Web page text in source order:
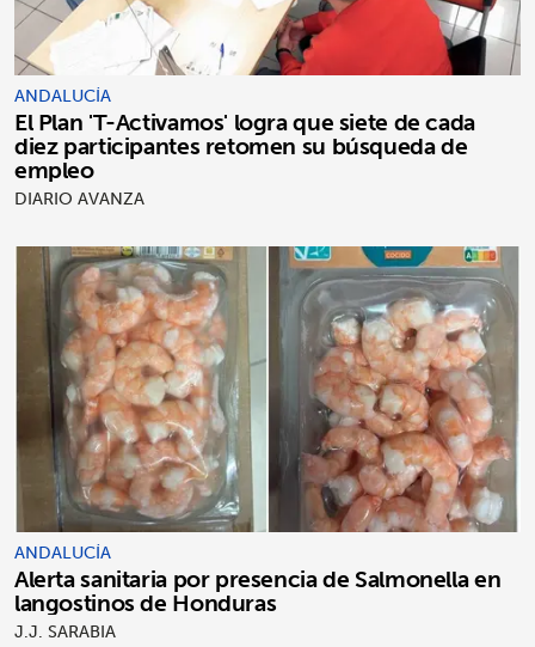
ANDALUCÍA
El Plan 'T-Activamos' logra que siete de cada
diez participantes retomen su búsqueda de
empleo
DIARIO AVANZA
ANDALUCÍA
Alerta sanitaria por presencia de Salmonella en
langostinos de Honduras
J.J. SARABIA